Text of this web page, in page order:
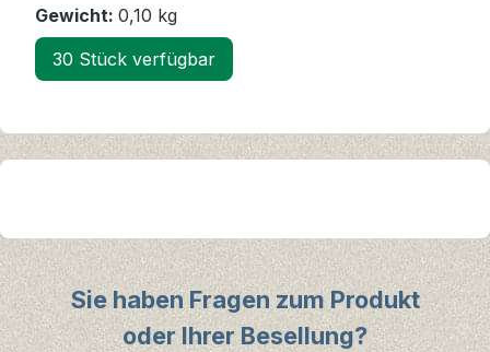
Gewicht: 0,10 kg
30 Stück verfügbar
Sie haben Fragen zum Produkt
oder Ihrer Besellung?